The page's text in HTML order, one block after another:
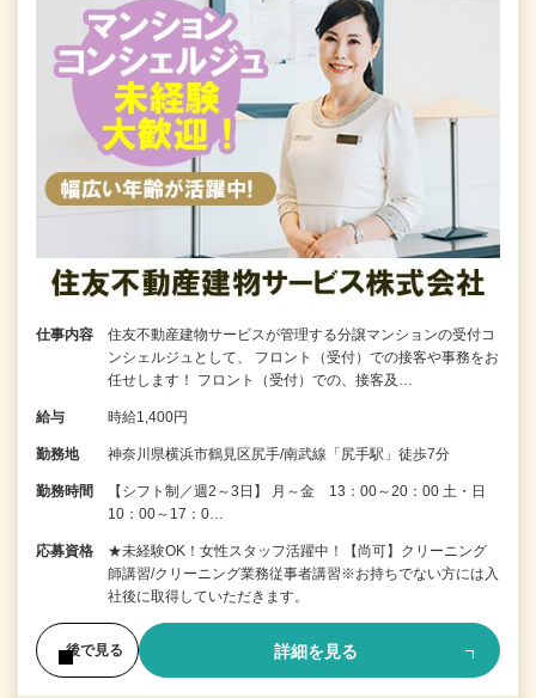
仕事内容
住友不動産建物サービスが管理する分譲マンションの受付コ
ンシェルジュとして、 フロント（受付）での接客や事務をお
任せします！ フロント（受付）での、接客及…
給与 時給1,400円
勤務地 神奈川県横浜市鶴見区尻手/南武線「尻手駅」徒歩7分
勤務時間
【シフト制／週2～3日】 月～金 13：00～20：00 土・日
10：00～17：0…
応募資格
★未経験OK！女性スタッフ活躍中！【尚可】クリーニング
師講習/クリーニング業務従事者講習※お持ちでない方には入
社後に取得していただきます。
後で見る 詳細を見る